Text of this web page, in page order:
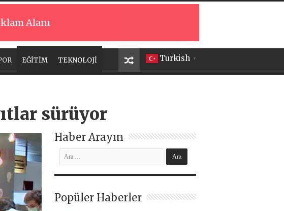
Alanı
Turkish ▼
EĞİTİM TEKNOLOJİ
sürüyor
Haber Arayın
Popüler Haberler